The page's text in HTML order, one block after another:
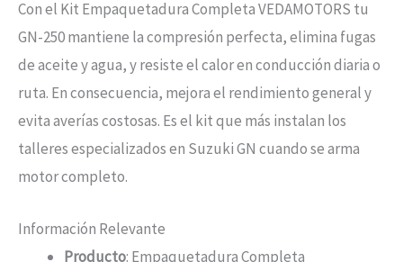
Con el Kit Empaquetadura Completa VEDAMOTORS tu
GN-250 mantiene la compresión perfecta, elimina fugas
de aceite y agua, y resiste el calor en conducción diaria o
ruta. En consecuencia, mejora el rendimiento general y
evita averías costosas. Es el kit que más instalan los
talleres especializados en Suzuki GN cuando se arma
motor completo.
Información Relevante
Producto: Empaquetadura Completa